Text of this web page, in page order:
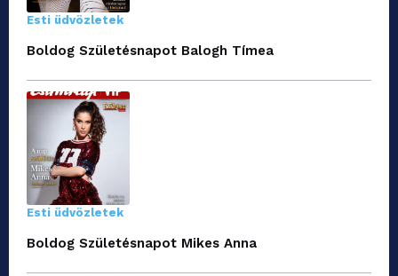
Esti üdvözletek
Boldog Születésnapot Balogh Tímea
Esti üdvözletek
Boldog Születésnapot Mikes Anna